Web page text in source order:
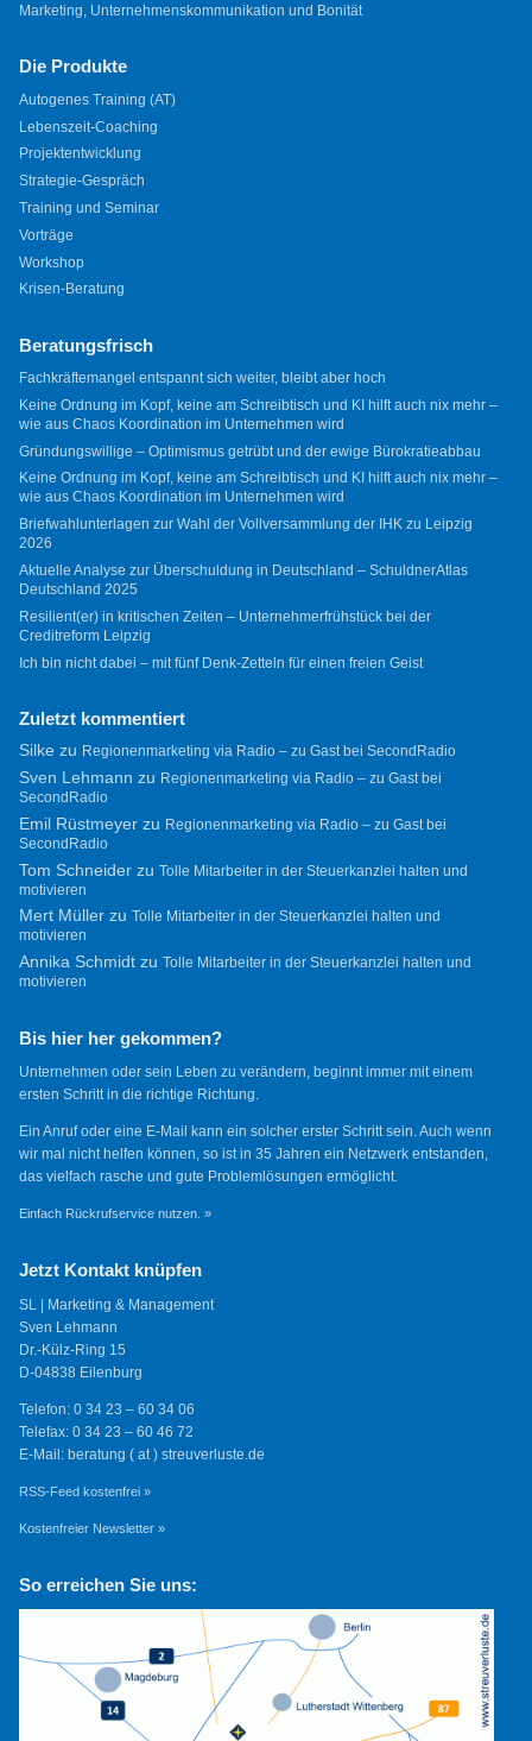
Marketing, Unternehmenskommunikation und Bonität
Die Produkte
Autogenes Training (AT)
Lebenszeit-Coaching
Projektentwicklung
Strategie-Gespräch
Training und Seminar
Vorträge
Workshop
Krisen-Beratung
Beratungsfrisch
Fachkräftemangel entspannt sich weiter, bleibt aber hoch
Keine Ordnung im Kopf, keine am Schreibtisch und KI hilft auch nix mehr –
wie aus Chaos Koordination im Unternehmen wird
Gründungswillige – Optimismus getrübt und der ewige Bürokratieabbau
Keine Ordnung im Kopf, keine am Schreibtisch und KI hilft auch nix mehr –
wie aus Chaos Koordination im Unternehmen wird
Briefwahlunterlagen zur Wahl der Vollversammlung der IHK zu Leipzig
2026
Aktuelle Analyse zur Überschuldung in Deutschland – SchuldnerAtlas
Deutschland 2025
Resilient(er) in kritischen Zeiten – Unternehmerfrühstück bei der
Creditreform Leipzig
Ich bin nicht dabei – mit fünf Denk-Zetteln für einen freien Geist
Zuletzt kommentiert
Silkezu Regionenmarketing via Radio – zu Gast bei SecondRadio
Sven Lehmann zu Regionenmarketing via Radio – zu Gast bei
SecondRadio
Emil Rüstmeyerzu Regionenmarketing via Radio – zu Gast bei
SecondRadio
Tom Schneiderzu Tolle Mitarbeiter in der Steuerkanzlei halten und
motivieren
Mert Müllerzu Tolle Mitarbeiter in der Steuerkanzlei halten und
motivieren
Annika Schmidtzu Tolle Mitarbeiter in der Steuerkanzlei halten und
motivieren
Bis hier her gekommen?
Unternehmen oder sein Leben zu verändern, beginnt immer mit einem
ersten Schritt in die richtige Richtung.
Ein Anruf oder eine E-Mail kann ein solcher erster Schritt sein. Auch wenn
wir mal nicht helfen können, so ist in 35 Jahren ein Netzwerk entstanden,
das vielfach rasche und gute Problemlösungen ermöglicht.
Einfach Rückrufservice nutzen. »
Jetzt Kontakt knüpfen
SL | Marketing & Management
Sven Lehmann
Dr.-Külz-Ring 15
D-04838 Eilenburg
Telefon: 0 34 23 – 60 34 06
Telefax: 0 34 23 – 60 46 72
E-Mail: beratung ( at ) streuverluste.de
RSS-Feed kostenfrei »
Kostenfreier Newsletter »
So erreichen Sie uns: